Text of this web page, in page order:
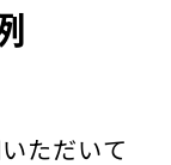
ただいて